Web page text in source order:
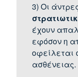
3) Οι
έχουν
εφόσον η
οφείλεται
ασθένειας.